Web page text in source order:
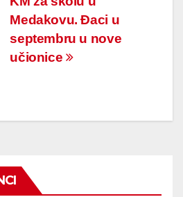
Medakovu. Đaci u
septembru u nove
učionice